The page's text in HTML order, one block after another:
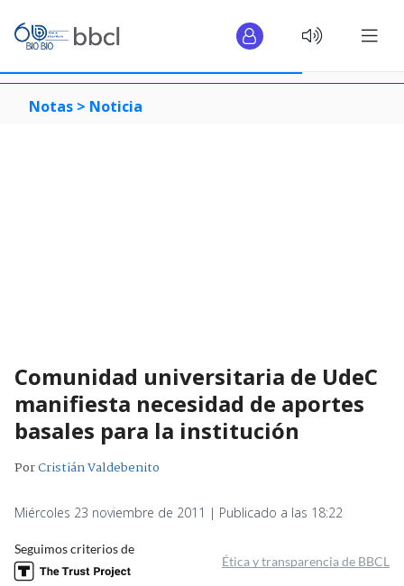
Notas > Noticia
Comunidad universitaria de UdeC
manifiesta necesidad de aportes
basales para la institución
PorCristián Valdebenito
Miércoles 23 noviembre de 2011 | Publicado a las 18:22
Seguimos criterios de
Ética y transparencia de BBCL